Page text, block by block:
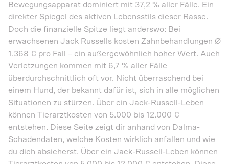
Bewegungsapparat dominiert mit 37,2 % aller Fälle. Ein
direkter Spiegel des aktiven Lebensstils dieser Rasse.
Doch die finanzielle Spitze liegt anderswo: Bei
erwachsenen Jack Russells kosten Zahnbehandlungen Ø
1.368 € pro Fall – ein außergewöhnlich hoher Wert. Auch
Verletzungen kommen mit 6,7 % aller Fälle
überdurchschnittlich oft vor. Nicht überraschend bei
einem Hund, der bekannt dafür ist, sich in alle möglichen
Situationen zu stürzen. Über ein Jack-Russell-Leben
können Tierarztkosten von 5.000 bis 12.000 €
entstehen. Diese Seite zeigt dir anhand von Dalma-
Schadendaten, welche Kosten wirklich anfallen und wie
du dich absicherst. Über ein Jack-Russell-Leben können